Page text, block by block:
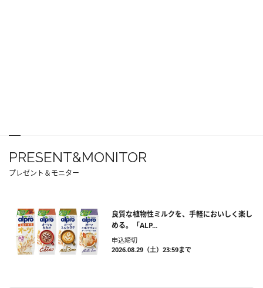
PRESENT&MONITOR
プレゼント＆モニター
良質な植物性ミルクを、手軽においしく楽し
める。「ALP...
申込締切
2026.08.29（土）23:59まで